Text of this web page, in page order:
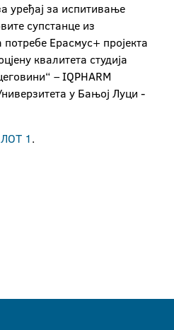
уређај за испитивање
супстанце из
Ерасмус+ пројекта
квалитета студија
– IQPHARM
у Бањој Луци -
1.